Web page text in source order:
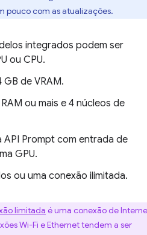
pouco com as atualizações.
integrados podem ser
ou CPU.
GB de VRAM.
ou mais e 4 núcleos de
API Prompt com entrada de
GPU.
ou uma conexão ilimitada.
limitada é uma conexão de
Wi-Fi e Ethernet tendem a ser